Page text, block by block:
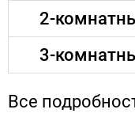
2-
3-
Все